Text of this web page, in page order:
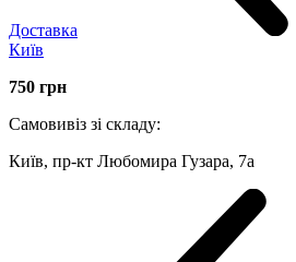
Доставка
Київ
750 грн
Самовивіз зі складу:
Київ, пр-кт Любомира Гузара, 7а